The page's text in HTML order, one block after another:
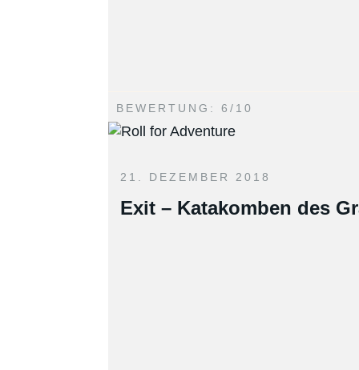
BEWERTUNG: 6/10
21. DEZEMBER 2018
Exit – Katakomben des